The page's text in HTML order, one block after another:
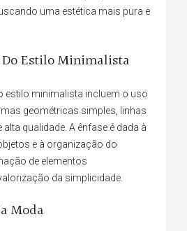
uma estética mais pura e
Estilo Minimalista
estilo minimalista incluem o uso
geométricas simples, linhas
alta qualidade. A ênfase é dada à
e à organização do
de elementos
da simplicidade.
Moda